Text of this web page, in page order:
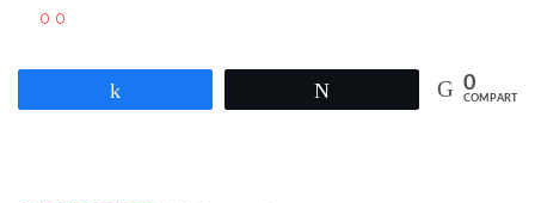
0 0
0
COMPARTIR